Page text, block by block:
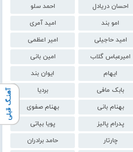
احسان دریادل
احمد سلو
امو بند
امید آمری
امید حاجیلی
امیر اعظمی
امیرعباس گلاب
امین بانی
ایهام
ایوان بند
بابک مافی
بردیا
بهنام بانی
بهنام صفوی
پدرام پالیز
پویا بیاتی
چارتار
حامد برادران
آهنـگ قبلی